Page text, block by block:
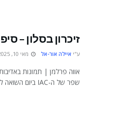
זיכרון בסלון –
ע"י איילה אור-אל מאי 10, 2025
שפר של ה-IAC ביום השואה לאירוע "זיכרון בסלון". ...